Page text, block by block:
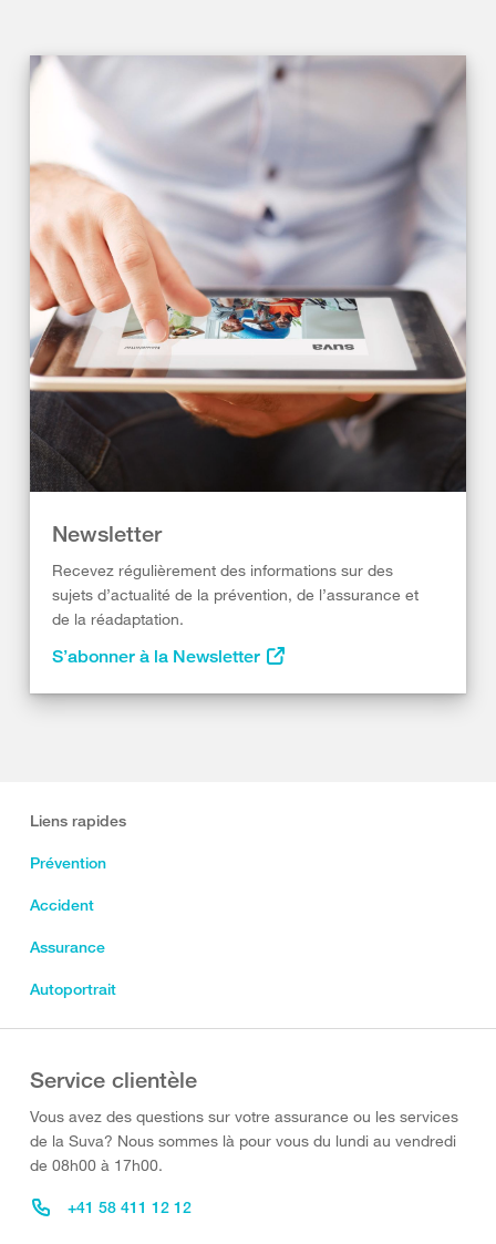
Newsletter
Recevez régulièrement des informations sur des
sujets d’actualité de la prévention, de l’assurance et
de la réadaptation.
S’abonner à la Newsletter
Liens rapides
Prévention
Accident
Assurance
Autoportrait
Service clientèle
Vous avez des questions sur votre assurance ou les services
de la Suva? Nous sommes là pour vous du lundi au vendredi
de 08h00 à 17h00.
+41 58 411 12 12